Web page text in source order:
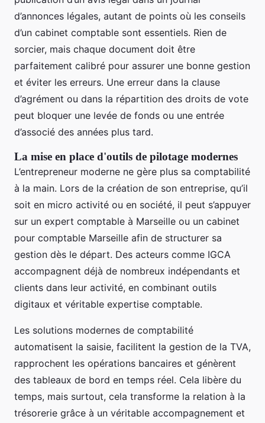
d’annonces légales, autant de points où les conseils
d’un cabinet comptable sont essentiels. Rien de
sorcier, mais chaque document doit être
parfaitement calibré pour assurer une bonne gestion
et éviter les erreurs. Une erreur dans la clause
d’agrément ou dans la répartition des droits de vote
peut bloquer une levée de fonds ou une entrée
d’associé des années plus tard.
La mise en place d'outils de pilotage modernes
L’entrepreneur moderne ne gère plus sa comptabilité
à la main. Lors de la création de son entreprise, qu’il
soit en micro activité ou en société, il peut s’appuyer
sur un expert comptable à Marseille ou un cabinet
pour comptable Marseille afin de structurer sa
gestion dès le départ. Des acteurs comme IGCA
accompagnent déjà de nombreux indépendants et
clients dans leur activité, en combinant outils
digitaux et véritable expertise comptable.
Les solutions modernes de comptabilité
automatisent la saisie, facilitent la gestion de la TVA,
rapprochent les opérations bancaires et génèrent
des tableaux de bord en temps réel. Cela libère du
temps, mais surtout, cela transforme la relation à la
trésorerie grâce à un véritable accompagnement et